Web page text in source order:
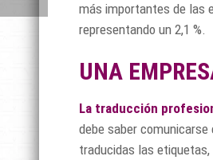
más importantes de las
representando un 2,1 %.
UNA
La traducción
debe saber
traducidas las